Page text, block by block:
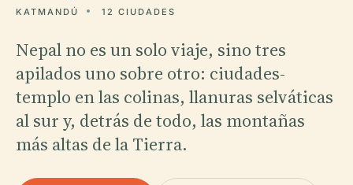
KATMANDÚ 12 CIUDADES
Nepal no es un solo viaje, sino tres
apilados uno sobre otro: ciudades-
templo en las colinas, llanuras selváticas
al sur y, detrás de todo, las montañas
más altas de la Tierra.